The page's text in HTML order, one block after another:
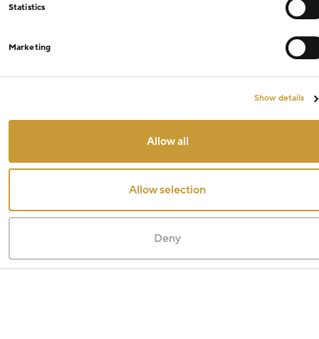
Statistics
Marketing
Show details
Allow all
Allow selection
Deny